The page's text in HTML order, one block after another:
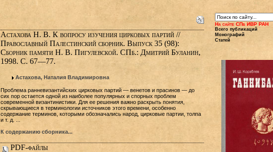
Астахова Н. В. К вопросу изучения цирковых партий //
Православный Палестинский сборник. Выпуск 35 (98):
Сборник памяти Н. В. Пигулевской. СПб.: Дмитрий Буланин,
1998. С. 67—77.
Астахова, Наталия Владимировна
Проблема ранневизантийских цирковых партий — венетов и прасинов — до
сих пор остается одной из наиболее популярных и спорных проблем
современной византинистики. Для ее решения важно раскрыть понятия,
скрывающиеся в терминологии источников этого времени, особенно
содержание терминов, которыми обозначались народ, цирковые партии, толпа
и т. д. ...
К содержанию сборника...
PDF-файлы
На сайте СПб ИВР РАН
Всего публикаций
Монографий
Статей